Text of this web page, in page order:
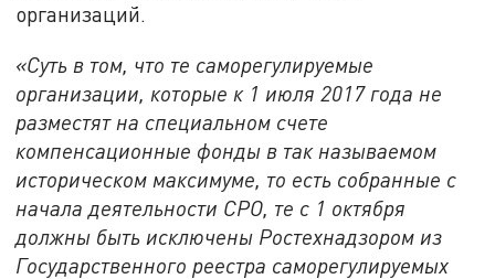
организаций.
«Суть в том, что те саморегулируемые
организации, которые к 1 июля 2017 года не
разместят на специальном счете
компенсационные фонды в так называемом
историческом максимуме, то есть собранные с
начала деятельности СРО, те с 1 октября
должны быть исключены Ростехнадзором из
Государственного реестра саморегулируемых